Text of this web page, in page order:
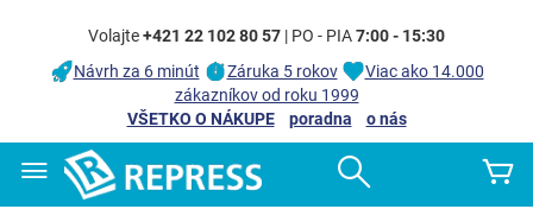
Volajte+421 22 102 80 57 | PO - PIA7:00 - 15:30
Návrh za 6 minút
Záruka 5 rokov
Viac ako 14.000
zákazníkov od roku 1999
VŠETKO O NÁKUPE
poradna
o nás